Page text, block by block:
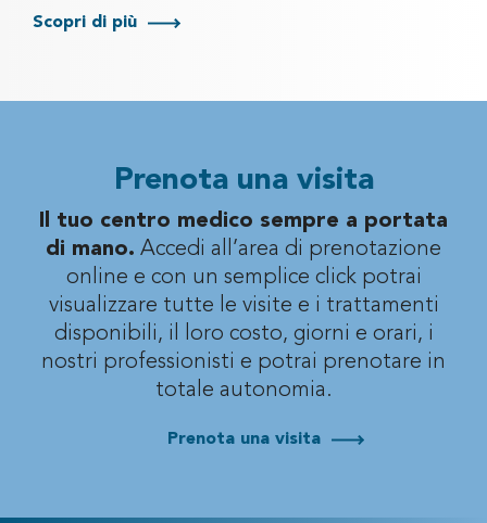
Scopri di più
Prenota una visita
Il tuo centro medico sempre a portata
di mano. Accedi all’area di prenotazione
online e con un semplice click potrai
visualizzare tutte le visite e i trattamenti
disponibili, il loro costo, giorni e orari, i
nostri professionisti e potrai prenotare in
totale autonomia.
Prenota una visita